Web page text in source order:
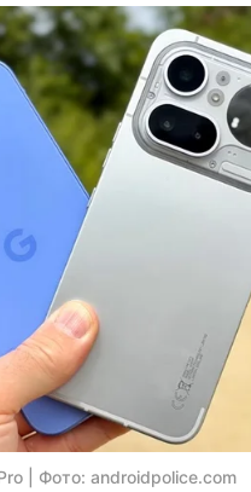
| Фото: androidpolice.com